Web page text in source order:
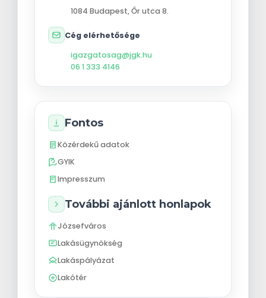
1084 Budapest,Őr utca 8.
Cég elérhetősége
igazgatosag@jgk.hu
06 1 333 4146
Fontos
Közérdekű adatok
GYIK
Impresszum
További ajánlott honlapok
Józsefváros
Lakásügynökség
Lakáspályázat
Lakótér